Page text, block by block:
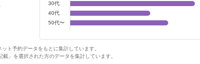
30代
40代
50代〜
ト予約データをもとに集計しています。
」を選択された方のデータを集計しています。